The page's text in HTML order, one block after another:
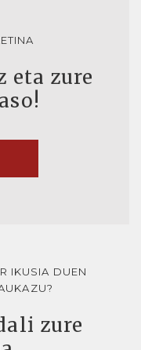
eta zure
IKUSIA DUEN
zure